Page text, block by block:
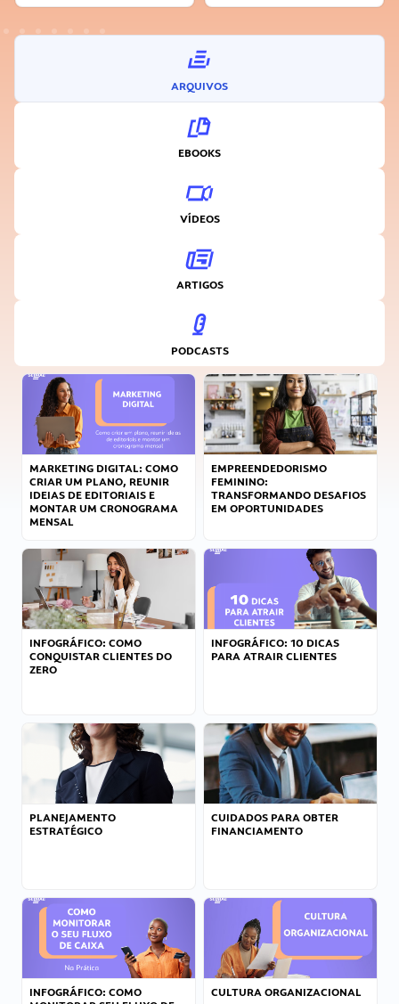
ARQUIVOS
EBOOKS
VÍDEOS
ARTIGOS
PODCASTS
MARKETING DIGITAL: COMO
CRIAR UM PLANO, REUNIR
IDEIAS DE EDITORIAIS E
MONTAR UM CRONOGRAMA
MENSAL
EMPREENDEDORISMO
FEMININO:
TRANSFORMANDO DESAFIOS
EM OPORTUNIDADES
INFOGRÁFICO: COMO
CONQUISTAR CLIENTES DO
ZERO
INFOGRÁFICO: 10 DICAS
PARA ATRAIR CLIENTES
PLANEJAMENTO
ESTRATÉGICO
CUIDADOS PARA OBTER
FINANCIAMENTO
INFOGRÁFICO: COMO
CULTURA ORGANIZACIONAL